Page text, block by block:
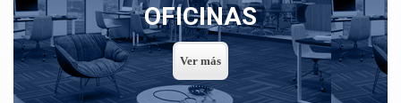
OFICINAS